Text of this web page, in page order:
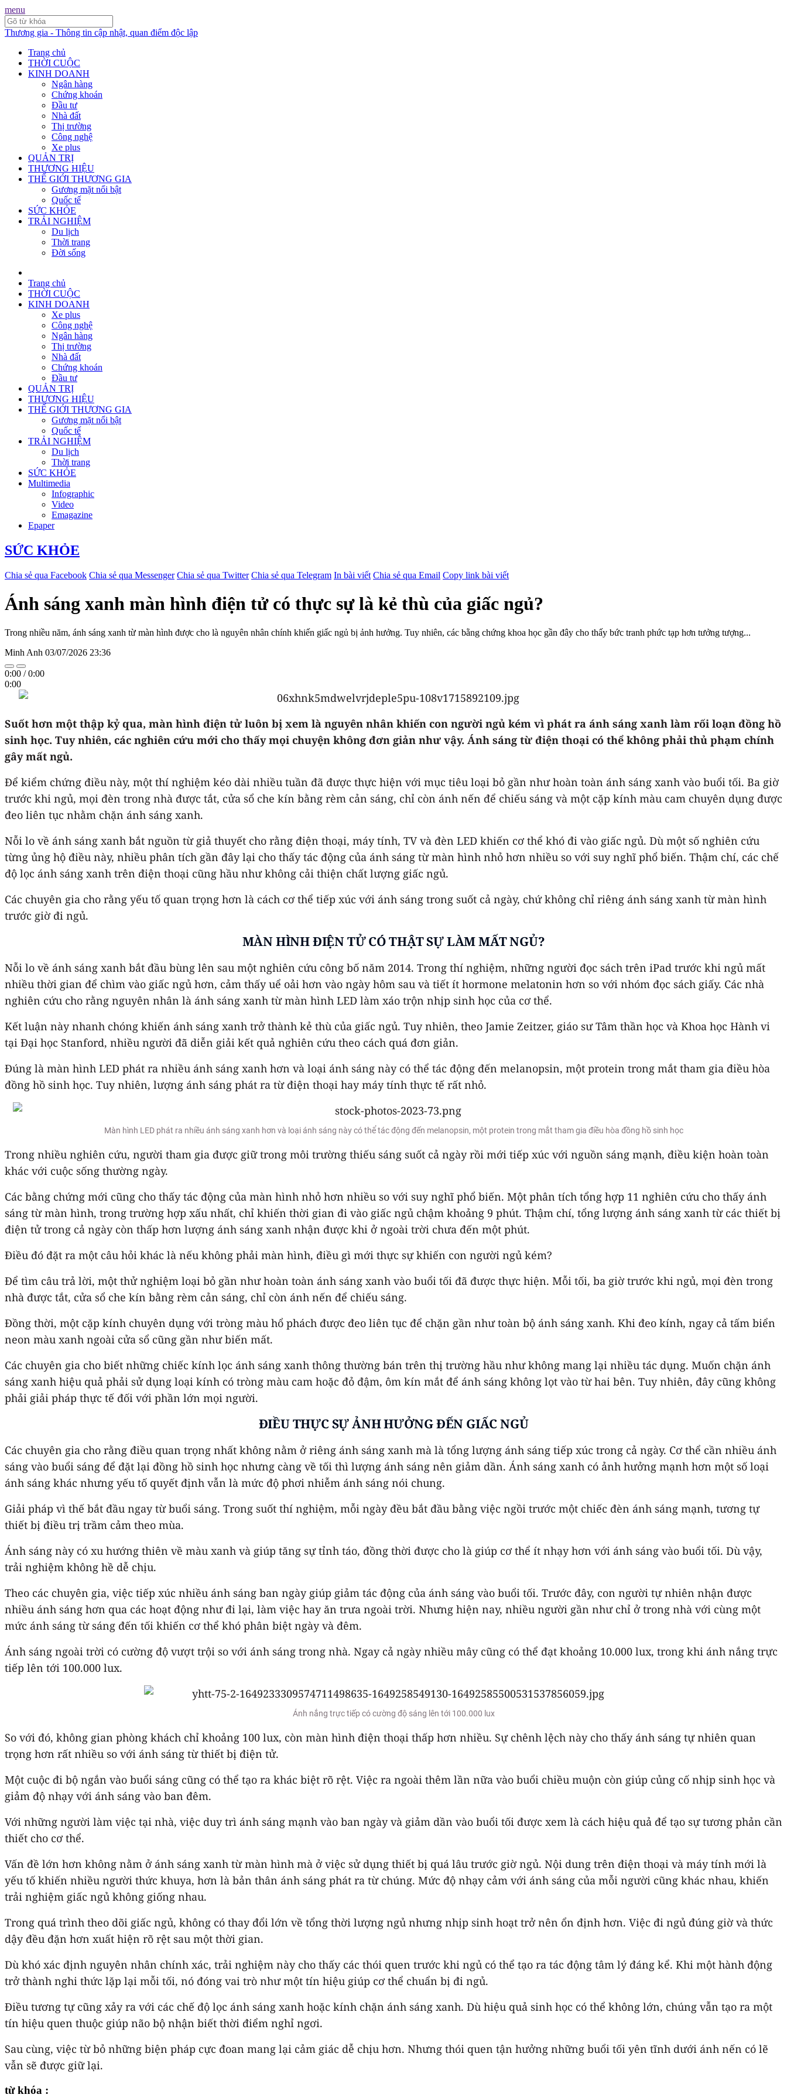
menu
Thương gia - Thông tin cập nhật, quan điểm độc lập
Trang chủ
THỜI CUỘC
KINH DOANH
Ngân hàng
Chứng khoán
Đầu tư
Nhà đất
Thị trường
Công nghệ
Xe plus
QUẢN TRỊ
THƯƠNG HIỆU
THẾ GIỚI THƯƠNG GIA
Gương mặt nổi bật
Quốc tế
SỨC KHỎE
TRẢI NGHIỆM
Du lịch
Thời trang
Đời sống
Trang chủ
THỜI CUỘC
KINH DOANH
Xe plus
Công nghệ
Ngân hàng
Thị trường
Nhà đất
Chứng khoán
Đầu tư
QUẢN TRỊ
THƯƠNG HIỆU
THẾ GIỚI THƯƠNG GIA
Gương mặt nổi bật
Quốc tế
TRẢI NGHIỆM
Du lịch
Thời trang
SỨC KHỎE
Multimedia
Infographic
Video
Emagazine
Epaper
SỨC KHỎE
Chia sẻ qua Facebook Chia sẻ qua Messenger Chia sẻ qua Twitter Chia sẻ qua Telegram In bài viết Chia sẻ qua Email Copy link bài viết
Ánh sáng xanh màn hình điện tử có thực sự là kẻ thù của giấc ngủ?
Trong nhiều năm, ánh sáng xanh từ màn hình được cho là nguyên nhân chính khiến giấc ngủ bị ảnh hưởng. Tuy nhiên, các bằng chứng khoa học gần đây cho thấy bức tranh phức tạp hơn tưởng tượng...
Minh Anh 03/07/2026 23:36
0:00 /0:00
0:00
Suốt hơn một thập kỷ qua, màn hình điện tử luôn bị xem là nguyên nhân khiến con người ngủ kém vì phát ra ánh sáng xanh làm rối loạn đồng hồ
sinh học. Tuy nhiên, các nghiên cứu mới cho thấy mọi chuyện không đơn giản như vậy. Ánh sáng từ điện thoại có thể không phải thủ phạm chính
gây mất ngủ.
Để kiểm chứng điều này, một thí nghiệm kéo dài nhiều tuần đã được thực hiện với mục tiêu loại bỏ gần như hoàn toàn ánh sáng xanh vào buổi tối. Ba giờ
trước khi ngủ, mọi đèn trong nhà được tắt, cửa sổ che kín bằng rèm cản sáng, chỉ còn ánh nến để chiếu sáng và một cặp kính màu cam chuyên dụng được
đeo liên tục nhằm chặn ánh sáng xanh.
Nỗi lo về ánh sáng xanh bắt nguồn từ giả thuyết cho rằng điện thoại, máy tính, TV và đèn LED khiến cơ thể khó đi vào giấc ngủ. Dù một số nghiên cứu
từng ủng hộ điều này, nhiều phân tích gần đây lại cho thấy tác động của ánh sáng từ màn hình nhỏ hơn nhiều so với suy nghĩ phổ biến. Thậm chí, các chế
độ lọc ánh sáng xanh trên điện thoại cũng hầu như không cải thiện chất lượng giấc ngủ.
Các chuyên gia cho rằng yếu tố quan trọng hơn là cách cơ thể tiếp xúc với ánh sáng trong suốt cả ngày, chứ không chỉ riêng ánh sáng xanh từ màn hình
trước giờ đi ngủ.
MÀN HÌNH ĐIỆN TỬ CÓ THẬT SỰ LÀMMẤT NGỦ?
Nỗi lo về ánh sáng xanh bắt đầu bùng lên sau một nghiên cứu công bố năm 2014. Trong thí nghiệm, những người đọc sách trên iPad trước khi ngủ mất
nhiều thời gian để chìm vào giấc ngủ hơn, cảm thấy uể oải hơn vào ngày hôm sau và tiết ít hormone melatonin hơn so với nhóm đọc sách giấy. Các nhà
nghiên cứu cho rằng nguyên nhân là ánh sáng xanh từ màn hình LED làm xáo trộn nhịp sinh học của cơ thể.
Kết luận này nhanh chóng khiến ánh sáng xanh trở thành kẻ thù của giấc ngủ. Tuy nhiên, theo Jamie Zeitzer, giáo sư Tâm thần học và Khoa học Hành vi
tại Đại học Stanford, nhiều người đã diễn giải kết quả nghiên cứu theo cách quá đơn giản.
Đúng là màn hình LED phát ra nhiều ánh sáng xanh hơn và loại ánh sáng này có thể tác động đến melanopsin, một protein trong mắt tham gia điều hòa
đồng hồ sinh học. Tuy nhiên, lượng ánh sáng phát ra từ điện thoại hay máy tính thực tế rất nhỏ.
Màn hình LED phát ra nhiều ánh sáng xanh hơn và loại ánh sáng này có thể tác động đến melanopsin, một protein trong mắt tham gia điều hòa đồng hồ sinh học
Trong nhiều nghiên cứu, người tham gia được giữ trong môi trường thiếu sáng suốt cả ngày rồi mới tiếp xúc với nguồn sáng mạnh, điều kiện hoàn toàn
khác với cuộc sống thường ngày.
Các bằng chứng mới cũng cho thấy tác động của màn hình nhỏ hơn nhiều so với suy nghĩ phổ biến. Một phân tích tổng hợp 11 nghiên cứu cho thấy ánh
sáng từ màn hình, trong trường hợp xấu nhất, chỉ khiến thời gian đi vào giấc ngủ chậm khoảng 9 phút. Thậm chí, tổng lượng ánh sáng xanh từ các thiết bị
điện tử trong cả ngày còn thấp hơn lượng ánh sáng xanh nhận được khi ở ngoài trời chưa đến một phút.
Điều đó đặt ra một câu hỏi khác là nếu không phải màn hình, điều gì mới thực sự khiến con người ngủ kém?
Để tìm câu trả lời, một thử nghiệm loại bỏ gần như hoàn toàn ánh sáng xanh vào buổi tối đã được thực hiện. Mỗi tối, ba giờ trước khi ngủ, mọi đèn trong
nhà được tắt, cửa sổ che kín bằng rèm cản sáng, chỉ còn ánh nến để chiếu sáng.
Đồng thời, một cặp kính chuyên dụng với tròng màu hổ phách được đeo liên tục để chặn gần như toàn bộ ánh sáng xanh. Khi đeo kính, ngay cả tấm biển
neon màu xanh ngoài cửa sổ cũng gần như biến mất.
Các chuyên gia cho biết những chiếc kính lọc ánh sáng xanh thông thường bán trên thị trường hầu như không mang lại nhiều tác dụng. Muốn chặn ánh
sáng xanh hiệu quả phải sử dụng loại kính có tròng màu cam hoặc đỏ đậm, ôm kín mắt để ánh sáng không lọt vào từ hai bên. Tuy nhiên, đây cũng không
phải giải pháp thực tế đối với phần lớn mọi người.
ĐIỀU THỰC SỰ ẢNH HƯỞNG ĐẾN GIẤC NGỦ
Các chuyên gia cho rằng điều quan trọng nhất không nằm ở riêng ánh sáng xanh mà là tổng lượng ánh sáng tiếp xúc trong cả ngày. Cơ thể cần nhiều ánh
sáng vào buổi sáng để đặt lại đồng hồ sinh học nhưng càng về tối thì lượng ánh sáng nên giảm dần. Ánh sáng xanh có ảnh hưởng mạnh hơn một số loại
ánh sáng khác nhưng yếu tố quyết định vẫn là mức độ phơi nhiễm ánh sáng nói chung.
Giải pháp vì thế bắt đầu ngay từ buổi sáng. Trong suốt thí nghiệm, mỗi ngày đều bắt đầu bằng việc ngồi trước một chiếc đèn ánh sáng mạnh, tương tự
thiết bị điều trị trầm cảm theo mùa.
Ánh sáng này có xu hướng thiên về màu xanh và giúp tăng sự tỉnh táo, đồng thời được cho là giúp cơ thể ít nhạy hơn với ánh sáng vào buổi tối. Dù vậy,
trải nghiệm không hề dễ chịu.
Theo các chuyên gia, việc tiếp xúc nhiều ánh sáng ban ngày giúp giảm tác động của ánh sáng vào buổi tối. Trước đây, con người tự nhiên nhận được
nhiều ánh sáng hơn qua các hoạt động như đi lại, làm việc hay ăn trưa ngoài trời. Nhưng hiện nay, nhiều người gần như chỉ ở trong nhà với cùng một
mức ánh sáng từ sáng đến tối khiến cơ thể khó phân biệt ngày và đêm.
Ánh sáng ngoài trời có cường độ vượt trội so với ánh sáng trong nhà. Ngay cả ngày nhiều mây cũng có thể đạt khoảng 10.000 lux, trong khi ánh nắng trực
tiếp lên tới 100.000 lux.
Ánh nắng trực tiếp có cường độ sáng lên tới 100.000 lux
So với đó, không gian phòng khách chỉ khoảng 100 lux, còn màn hình điện thoại thấp hơn nhiều. Sự chênh lệch này cho thấy ánh sáng tự nhiên quan
trọng hơn rất nhiều so với ánh sáng từ thiết bị điện tử.
Một cuộc đi bộ ngắn vào buổi sáng cũng có thể tạo ra khác biệt rõ rệt. Việc ra ngoài thêm lần nữa vào buổi chiều muộn còn giúp củng cố nhịp sinh học và
giảm độ nhạy với ánh sáng vào ban đêm.
Với những người làm việc tại nhà, việc duy trì ánh sáng mạnh vào ban ngày và giảm dần vào buổi tối được xem là cách hiệu quả để tạo sự tương phản cần
thiết cho cơ thể.
Vấn đề lớn hơn không nằm ở ánh sáng xanh từ màn hình mà ở việc sử dụng thiết bị quá lâu trước giờ ngủ. Nội dung trên điện thoại và máy tính mới là
yếu tố khiến nhiều người thức khuya, hơn là bản thân ánh sáng phát ra từ chúng. Mức độ nhạy cảm với ánh sáng của mỗi người cũng khác nhau, khiến
trải nghiệm giấc ngủ không giống nhau.
Trong quá trình theo dõi giấc ngủ, không có thay đổi lớn về tổng thời lượng ngủ nhưng nhịp sinh hoạt trở nên ổn định hơn. Việc đi ngủ đúng giờ và thức
dậy đều đặn hơn xuất hiện rõ rệt sau một thời gian.
Dù khó xác định nguyên nhân chính xác, trải nghiệm này cho thấy các thói quen trước khi ngủ có thể tạo ra tác động tâm lý đáng kể. Khi một hành động
trở thành nghi thức lặp lại mỗi tối, nó đóng vai trò như một tín hiệu giúp cơ thể chuẩn bị đi ngủ.
Điều tương tự cũng xảy ra với các chế độ lọc ánh sáng xanh hoặc kính chặn ánh sáng xanh. Dù hiệu quả sinh học có thể không lớn, chúng vẫn tạo ra một
tín hiệu quen thuộc giúp não bộ nhận biết thời điểm nghỉ ngơi.
Sau cùng, việc từ bỏ những biện pháp cực đoan mang lại cảm giác dễ chịu hơn. Nhưng thói quen tận hưởng những buổi tối yên tĩnh dưới ánh nến có lẽ
vẫn sẽ được giữ lại.
từ khóa :